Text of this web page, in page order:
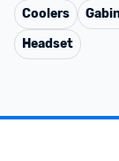
Coolers
Headset